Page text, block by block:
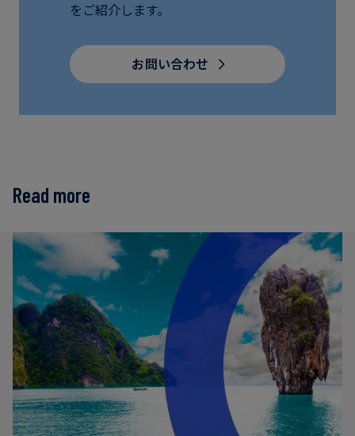
をご紹介します。
お問い合わせ
Read more